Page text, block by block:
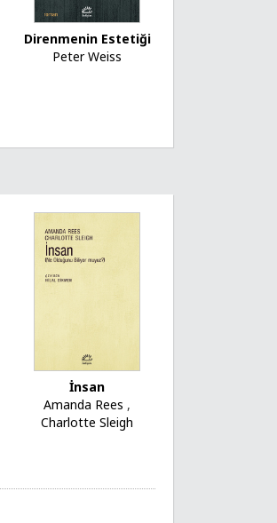
Direnmenin Estetiği
Peter Weiss
İnsan
Amanda Rees ,
Charlotte Sleigh